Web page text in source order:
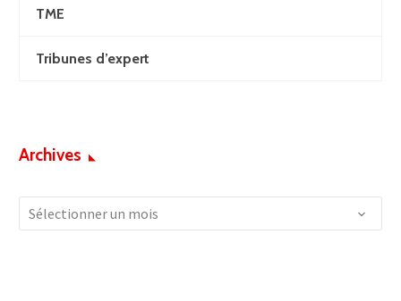
TME
Tribunes d’expert
Archives
Archives
Sélectionner un mois